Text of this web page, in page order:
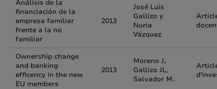
Análisis de la
financiación de la
empresa familiar
frente a la no
familiar
2013
José Luis
Gallizo y
Nuria
Vázquez
Ownership change
and banking
efficency in the new
EU members
2013
Moreno J,
Gallizo JL,
Salvador M.